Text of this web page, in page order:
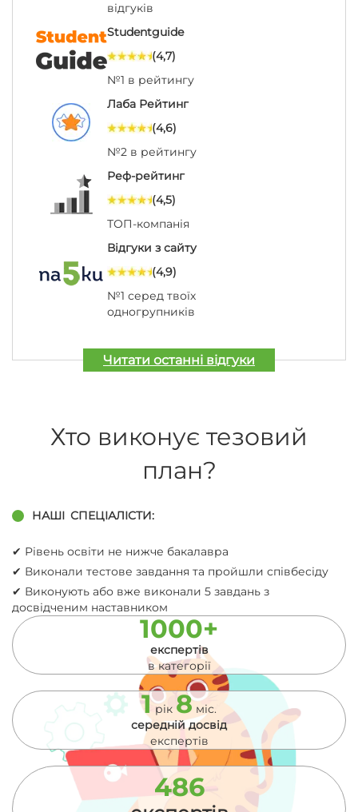
відгуків
Studentguide
(4,7)
№1 в рейтингу
Лаба Рейтинг
(4,6)
№2 в рейтингу
Реф-рейтинг
(4,5)
ТОП-компанія
Відгуки з сайту
(4,9)
№1 серед твоїх
одногрупників
Читати останні відгуки
Хто виконує тезовий
план?
НАШІ СПЕЦІАЛІСТИ:
✔︎ Рівень освіти не нижче бакалавра
✔︎ Виконали тестове завдання та пройшли співбесіду
✔︎ Виконують або вже виконали 5 завдань з
досвідченим наставником
1000+
експертів
в категорії
1 рік 8 міс.
середній досвід
експертів
486